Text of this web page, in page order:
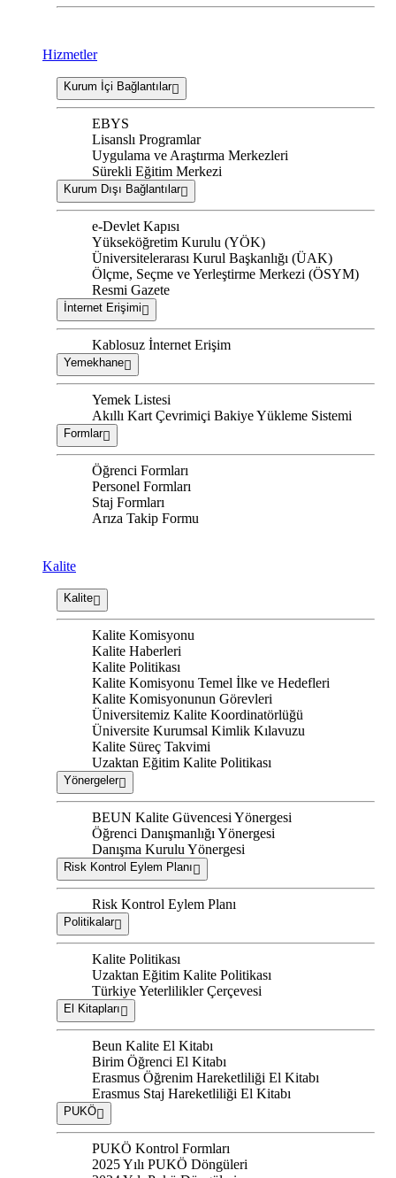
Hizmetler
Kurum İçi Bağlantılar
EBYS
Lisanslı Programlar
Uygulama ve Araştırma Merkezleri
Sürekli Eğitim Merkezi
Kurum Dışı Bağlantılar
e-Devlet Kapısı
Yükseköğretim Kurulu (YÖK)
Üniversitelerarası Kurul Başkanlığı (ÜAK)
Ölçme, Seçme ve Yerleştirme Merkezi (ÖSYM)
Resmi Gazete
İnternet Erişimi
Kablosuz İnternet Erişim
Yemekhane
Yemek Listesi
Akıllı Kart Çevrimiçi Bakiye Yükleme Sistemi
Formlar
Öğrenci Formları
Personel Formları
Staj Formları
Arıza Takip Formu
Kalite
Kalite
Kalite Komisyonu
Kalite Haberleri
Kalite Politikası
Kalite Komisyonu Temel İlke ve Hedefleri
Kalite Komisyonunun Görevleri
Üniversitemiz Kalite Koordinatörlüğü
Üniversite Kurumsal Kimlik Kılavuzu
Kalite Süreç Takvimi
Uzaktan Eğitim Kalite Politikası
Yönergeler
BEUN Kalite Güvencesi Yönergesi
Öğrenci Danışmanlığı Yönergesi
Danışma Kurulu Yönergesi
Risk Kontrol Eylem Planı
Risk Kontrol Eylem Planı
Politikalar
Kalite Politikası
Uzaktan Eğitim Kalite Politikası
Türkiye Yeterlilikler Çerçevesi
El Kitapları
Beun Kalite El Kitabı
Birim Öğrenci El Kitabı
Erasmus Öğrenim Hareketliliği El Kitabı
Erasmus Staj Hareketliliği El Kitabı
PUKÖ
PUKÖ Kontrol Formları
2025 Yılı PUKÖ Döngüleri